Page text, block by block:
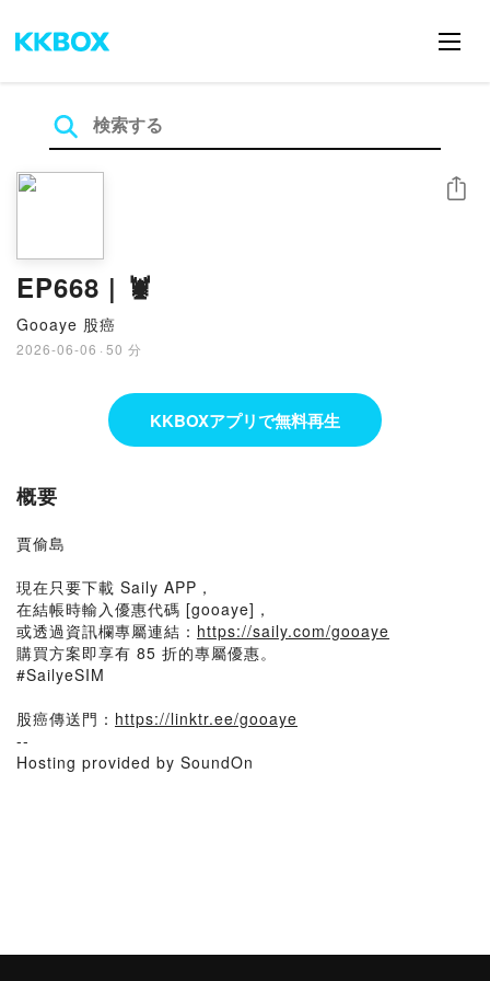
EP668 | 🦞
Gooaye 股癌
2026-06-06 · 50 分
シェア
KKBOXアプリで無料再生
概要
賈偷島
現在只要下載 Saily APP，
在結帳時輸入優惠代碼 [gooaye]，
或透過資訊欄專屬連結： https://saily.com/gooaye
購買方案即享有 85 折的專屬優惠。
#SailyeSIM
股癌傳送門： https://linktr.ee/gooaye
--
Hosting provided by SoundOn